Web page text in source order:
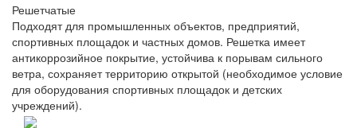
Решетчатые
Подходят для промышленных объектов, предприятий,
спортивных площадок и частных домов. Решетка имеет
антикоррозийное покрытие, устойчива к порывам сильного
ветра, сохраняет территорию открытой (необходимое условие
для оборудования спортивных площадок и детских
учреждений).